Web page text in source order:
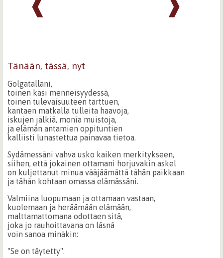
❱
❰
Tänään, tässä, nyt
Golgatallani,
toinen käsi menneisyydessä,
toinen tulevaisuuteen tarttuen,
kantaen matkalla tulleita haavoja,
iskujen jälkiä, monia muistoja,
ja elämän antamien oppituntien
kalliisti lunastettua painavaa tietoa.
Sydämessäni vahva usko kaiken merkitykseen,
siihen, että jokainen ottamani horjuvakin askel
on kuljettanut minua vääjäämättä tähän paikkaan
ja tähän kohtaan omassa elämässäni.
Valmiina luopumaan ja ottamaan vastaan,
kuolemaan ja heräämään elämään,
malttamattomana odottaen sitä,
joka jo rauhoittavana on läsnä
voin sanoa minäkin:
"Se on täytetty".